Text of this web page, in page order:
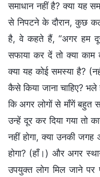
समाधान नहीं है? क्या यह
से निपटने के दौरान, कुछ
है, वे कहते हैं, “अगर हम
सफाया कर दें तो क्या
क्या यह कोई समस्या है?
कैसे किया जाना चाहिए?
कि अगर लोगों से माँगें
उन्हें दूर कर दिया गया तो
नहीं होगा, क्या उनकी जगह
होगा? (हाँ।) और अगर
उपयुक्त लोग मिल जाने पर